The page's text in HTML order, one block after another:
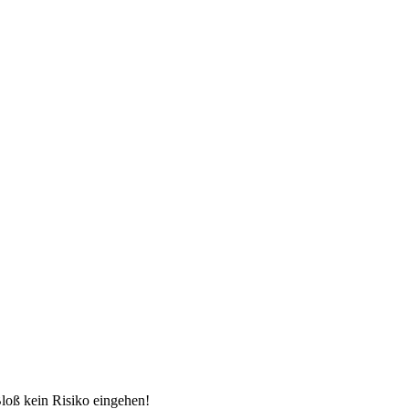
kein Risiko eingehen!